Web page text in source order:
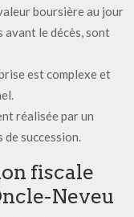
boursière au jour
avant le décès, sont
est complexe et
réalisée par un
succession.
fiscale
Neveu